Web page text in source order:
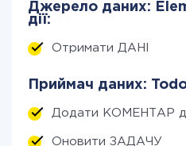
Джерело даних:
дії:
Отримати ДАНІ
Приймач даних:
Додати КОМЕНТАР
Оновити ЗАДАЧУ